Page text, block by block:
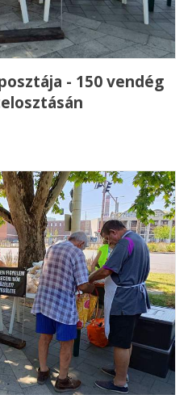
- 150 vendég